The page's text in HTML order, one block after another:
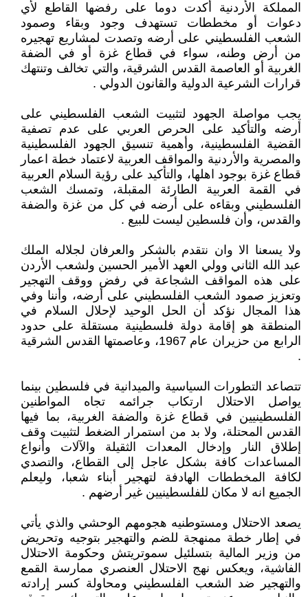
المملكة الأردنية أكدت دوما على رفضها القاطع لأي
دعوات أو مخططات تستهدف وجود وبقاء وصمود
الشعب الفلسطيني على أرضه وتصدت لمشاريع تهجيره
من أرض وطنه، سواء في قطاع غزة أو في الضفة
الغربية أو العاصمة القدس الشرقية، والتي تخالف وتنتهك
قرارات الشرعية الدولية والقانون الدولي .
يجب مواصلة الجهود لتثبيت الشعب الفلسطيني على
أرضه والتأكيد على الحرص العربي على عدم تصفية
القضية الفلسطينية، وأهمية تنسيق الجهود الفلسطينية
والمصرية والأردنية والمواقف العربية لاعتماد خطة اعمار
قطاع غزة بوجود اهلها، والتأكيد على رؤية السلام العربية
في القمة العربية الطارئة المقبلة، وتمسك الشعب
الفلسطيني وبقاءه على أرضه في كل من غزة والضفة
والقدس، وأن فلسطين ليست للبيع .
ولا يسعنا الا وان نتقدم بالشكر والعرفان لجلاله الملك
عبد الله الثاني وولي العهد الأمير الحسين ولشعب الأردن
على هذه المواقف الشجاعة في رفض ووقف التهجير
وتعزيز صمود الشعب الفلسطيني على أرضه، وأننا وفي
هذا المجال نؤكد أن الحل الوحيد لإحلال السلام في
المنطقة هو إقامة دولة فلسطينية مستقلة على حدود
الرابع من حزيران عام 1967، وعاصمتها القدس الشرقية
.
تتصاعد التطورات السياسية والميدانية في فلسطين بينما
يواصل الاحتلال ارتكاب جرائمه تجاه المواطنين
الفلسطينيين في قطاع غزة والضفة الغربية، بما فيها
القدس المحتلة، ولا بد من استمرار الضغط لتثبيت وقف
إطلاق النار وإدخال المعدات الثقيلة والآلات وأنواع
المساعدات كافة بشكل عاجل إلى القطاع، والتصدي
لكافة المخططات الهادفة لتهجير أبناء شعبا، وليعلم
الجميع انه لا مكان للفلسطينيين غير أرضهم .
يصعد الاحتلال ومستوطنيه هجومهم الوحشي والذي يأتي
في إطار خطة ممنهجة للضم والتهجير بتوجيه وتحريض
من وزير المالية بتسلئيل سموتريتش وحكومة الاحتلال
الفاشية، ويعكس نهج الاحتلال العنصري ممارسة القمع
والتهجير ضد الشعب الفلسطيني ومحاولة كسر إرادته